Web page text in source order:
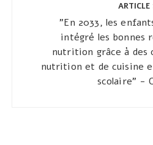
"En 2033, les
intégré les bonnes
nutrition grâce à des
nutrition et de cuisine
scolaire" -